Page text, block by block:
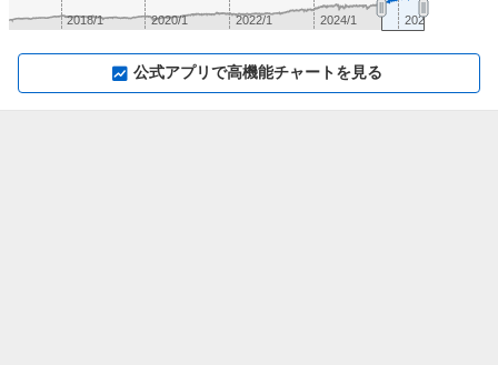
2020/1 2024/1
2018/1 2022/1 2026/1
公式アプリで高機能チャートを見る